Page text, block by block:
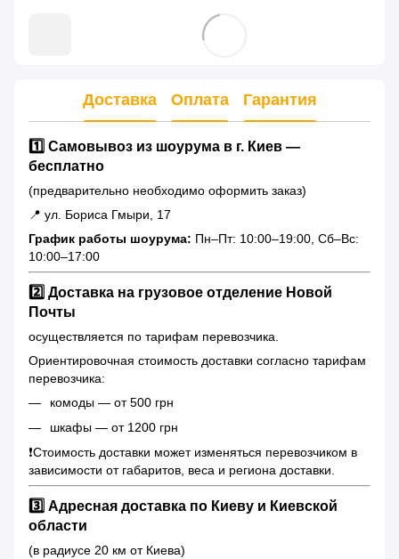
Доставка Оплата Гарантия
1️⃣ Самовывоз из шоурума в г. Киев —
бесплатно
(предварительно необходимо оформить заказ)
📍 ул. Бориса Гмыри, 17
График работы шоурума: Пн–Пт: 10:00–19:00, Сб–Вс:
10:00–17:00
2️⃣ Доставка на грузовое отделение Новой
Почты
осуществляется по тарифам перевозчика.
Ориентировочная стоимость доставки согласно тарифам
перевозчика:
комоды — от 500 грн
шкафы — от 1200 грн
❗️Стоимость доставки может изменяться перевозчиком в
зависимости от габаритов, веса и региона доставки.
3️⃣ Адресная доставка по Киеву и Киевской
области
(в радиусе 20 км от Киева)